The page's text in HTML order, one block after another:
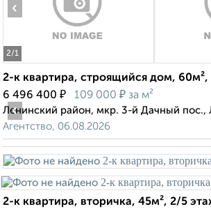
2/1
‹
2-к квартира, строящийся дом,
6 496 400 ₽ 109 000 ₽ за м²
Ленинский район, мкр. 3-й Дачный пос.,
Агентство, 06.08.2026
‹
2-к квартира, вторичка, 45м², 2/5